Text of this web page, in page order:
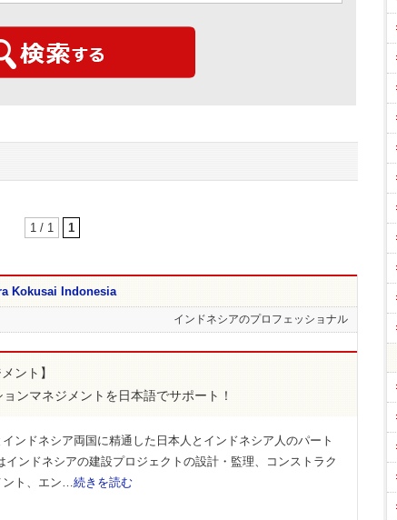
1 / 1 1
Kokusai Indonesia
インドネシアのプロフェッショナル
ント】
ンマネジメントを日本語でサポート！
ンドネシア両国に精通した日本人とインドネシア人のパート
ンドネシアの建設プロジェクトの設計・監理、コンストラク
ント、エン…続きを読む